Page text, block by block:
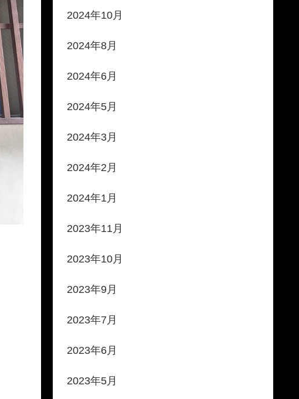
2024年10月
2024年8月
2024年6月
2024年5月
2024年3月
2024年2月
2024年1月
2023年11月
2023年10月
2023年9月
2023年7月
2023年6月
2023年5月